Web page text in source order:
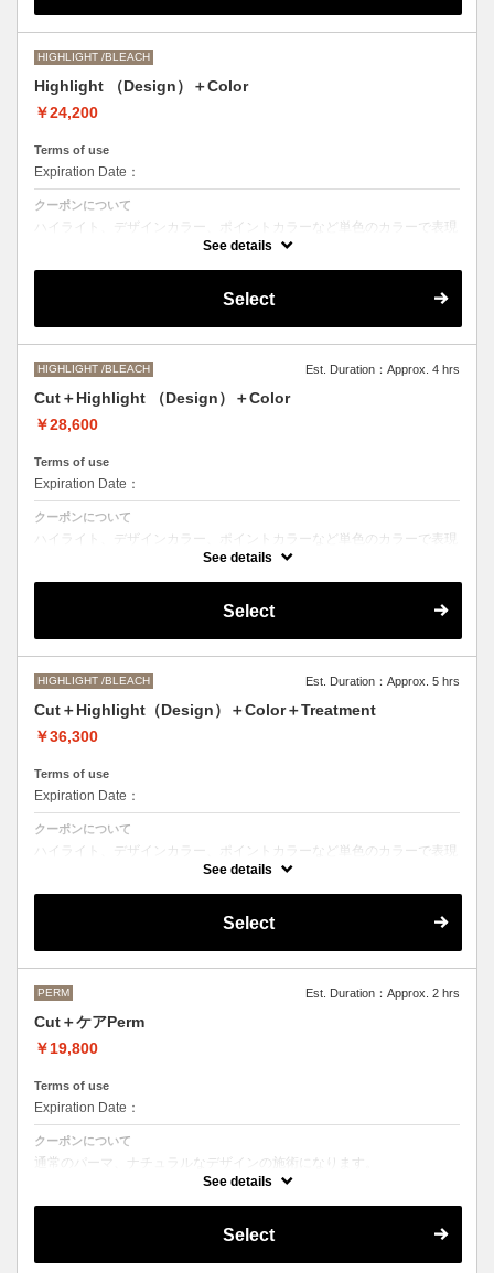
現できない場合がございます。
●髪の長さにより別途ロング料金を頂戴いたします。
HIGHLIGHT /BLEACH
Highlight （Design）＋Color
￥24,200
Terms of use
Expiration Date：
クーポンについて
ハイライト、デザインカラー、ポイントカラーなど単色のカラーで表現
できないデザインをご希望の方はこちらのメニューをお選びください。
●ご希望の色やカラー履歴、デザインによっては１度のブリーチでは表
施術時間、料金が前後する場合がございます。
M ¥＋550 L¥＋1100 LL¥＋2200
See details
Select
HIGHLIGHT /BLEACH Est. Duration：Approx. 4 hrs
Cut＋Highlight （Design）＋Color
￥28,600
Terms of use
Expiration Date：
クーポンについて
ハイライト、デザインカラー、ポイントカラーなど単色のカラーで表現
できないデザインをご希望の方はこちらのメニューをお選びください。
●ご希望の色やカラー履歴、デザインによっては１度のブリーチでは表
施術時間、料金が前後する場合がございます。
M ¥＋1100 L¥＋1650 LL¥＋2200
See details
Select
HIGHLIGHT /BLEACH Est. Duration：Approx. 5 hrs
Cut＋Highlight（Design）＋Color＋Treatment
￥36,300
Terms of use
Expiration Date：
クーポンについて
ハイライト、デザインカラー、ポイントカラーなど単色のカラーで表現
できないデザインをご希望の方はこちらのメニューをお選びください。
Aujuaシステムトリートメントを使った４ステップトリートメント＋マ
●トリートメントは髪質に合わせてご提案させていただいておりますの
●ご希望の色やカラー履歴、デザインによっては１度のブリーチでは表
現できない場合もございます。
●髪の長さにより別途ロング料金を頂戴いたします。
See details
Select
PERM Est. Duration：Approx. 2 hrs
Cut＋ケアPerm
￥19,800
Terms of use
Expiration Date：
クーポンについて
通常のパーマ、ナチュラルなデザインの施術になります。
カット＋パーマ（税込17,600円）＋OLAPLEX（税込2,200円）
OLAPLEXを使うことでダメージを軽減させ、髪にツヤ、はりを与えま
などをご希望の方は、最終受付時間が変わるため別途メニューがござい
See details
Select